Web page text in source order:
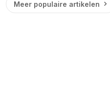
Meer populaire artikelen